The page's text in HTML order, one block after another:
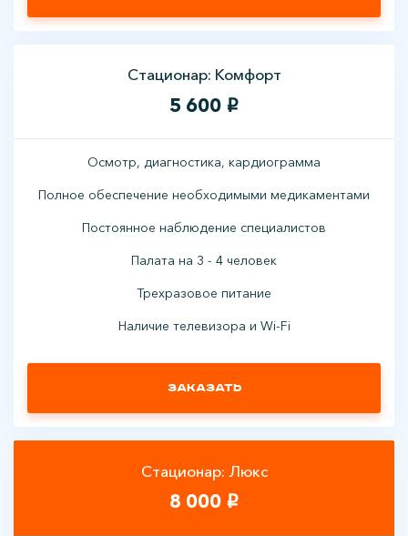
Стационар: Комфорт
5 600 i
Осмотр, диагностика, кардиограмма
Полное обеспечение необходимыми медикаментами
Постоянное наблюдение специалистов
Палата на 3 - 4 человек
Трехразовое питание
Наличие телевизора и Wi-Fi
Заказать
Стационар: Люкс
8 000 i